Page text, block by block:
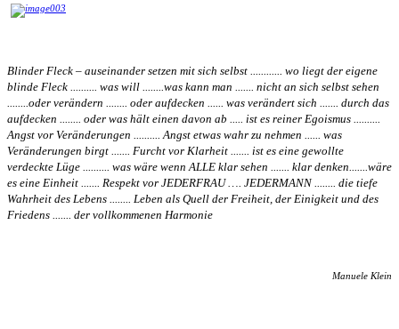
Blinder Fleck – auseinander setzen mit sich selbst ............ wo liegt der eigene
blinde Fleck .......... was will ........was kann man ....... nicht an sich selbst sehen
........oder verändern ........ oder aufdecken ...... was verändert sich ....... durch das
aufdecken ........ oder was hält einen davon ab ..... ist es reiner Egoismus ..........
Angst vor Veränderungen .......... Angst etwas wahr zu nehmen ...... was
Veränderungen birgt ....... Furcht vor Klarheit ....... ist es eine gewollte
verdeckte Lüge .......... was wäre wenn ALLE klar sehen ....... klar denken.......wäre
es eine Einheit ....... Respekt vor JEDERFRAU …. JEDERMANN ........ die tiefe
Wahrheit des Lebens ........ Leben als Quell der Freiheit, der Einigkeit und des
Friedens ....... der vollkommenen Harmonie
Manuele Klein